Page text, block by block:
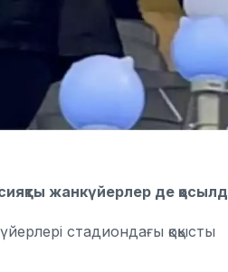
жанкүйерлер де
стадиондағы қоқысты